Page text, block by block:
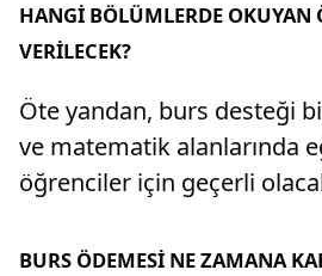
HANGİ BÖLÜMLERDE OKUYAN
VERİLECEK?
Öte yandan, burs desteği
ve matematik alanlarında
öğrenciler için geçerli
BURS ÖDEMESİ NE ZAMANA